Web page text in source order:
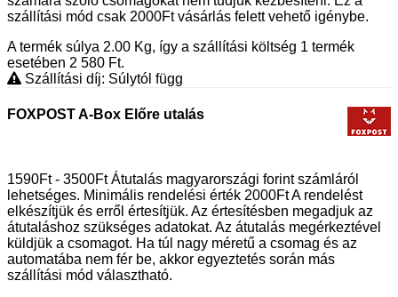
szállítási mód csak 2000Ft vásárlás felett vehető igénybe.
A termék súlya 2.00 Kg, így a szállítási költség 1 termék
esetében 2 580 Ft.
Szállítási díj: Súlytól függ
FOXPOST A-Box Előre utalás
1590Ft - 3500Ft Átutalás magyarországi forint számláról
lehetséges. Minimális rendelési érték 2000Ft A rendelést
elkészítjük és erről értesítjük. Az értesítésben megadjuk az
átutaláshoz szükséges adatokat. Az átutalás megérkeztével
küldjük a csomagot. Ha túl nagy méretű a csomag és az
automatába nem fér be, akkor egyeztetés során más
szállítási mód választható.